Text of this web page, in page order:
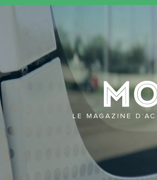
LE MAGAZINE